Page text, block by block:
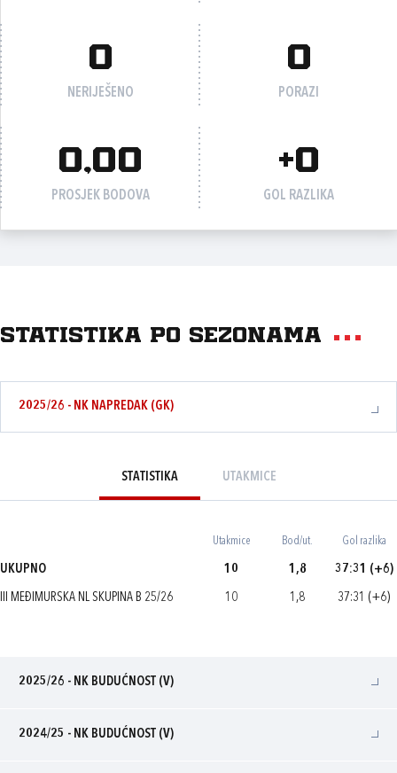
0
NERIJEŠENO
0
PORAZI
0,00
PROSJEK BODOVA
+0
GOL RAZLIKA
Statistika po sezonama
2025/26 - NK NAPREDAK (GK)
STATISTIKA UTAKMICE
Utakmice Bod/ut. Gol razlika
UKUPNO 10 1,8 37:31 (+6)
III MEĐIMURSKA NL SKUPINA B 25/26 10 1,8 37:31 (+6)
2025/26 - NK BUDUĆNOST (V)
2024/25 - NK BUDUĆNOST (V)